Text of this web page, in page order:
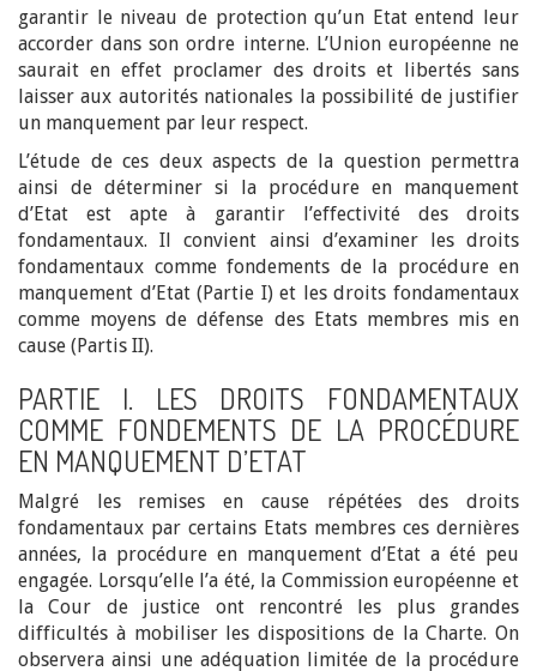
garantir le niveau de protection qu’un Etat entend leur
accorder dans son ordre interne. L’Union européenne ne
saurait en effet proclamer des droits et libertés sans
laisser aux autorités nationales la possibilité de justifier
un manquement par leur respect.
L’étude de ces deux aspects de la question permettra
ainsi de déterminer si la procédure en manquement
d’Etat est apte à garantir l’effectivité des droits
fondamentaux. Il convient ainsi d’examiner les droits
fondamentaux comme fondements de la procédure en
manquement d’Etat (Partie I) et les droits fondamentaux
comme moyens de défense des Etats membres mis en
cause (Partis II).
PARTIE I. LES DROITS FONDAMENTAUX
COMME FONDEMENTS DE LA PROCÉDURE
EN MANQUEMENT D’ETAT
Malgré les remises en cause répétées des droits
fondamentaux par certains Etats membres ces dernières
années, la procédure en manquement d’Etat a été peu
engagée. Lorsqu’elle l’a été, la Commission européenne et
la Cour de justice ont rencontré les plus grandes
difficultés à mobiliser les dispositions de la Charte. On
observera ainsi une adéquation limitée de la procédure